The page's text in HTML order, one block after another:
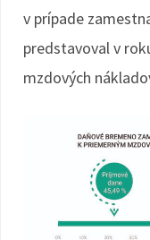
v prípade
predstavoval v
mzdových